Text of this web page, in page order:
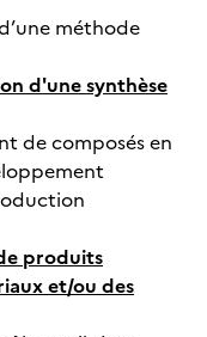
méthode
d'une synthèse
de composés en
produits
et/ou des